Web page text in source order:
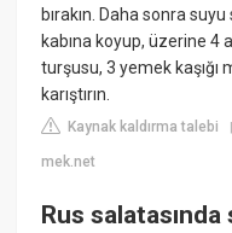
bırakın. Daha sonra
kabına koyup, üzerine 4
turşusu, 3 yemek
karıştırın.
Kaynak kaldırma talebi
mek.net
Rus